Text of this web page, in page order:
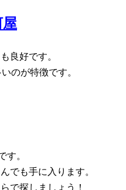
良好です。
のが特徴です。
す。
でも手に入ります。
で探しましょう！